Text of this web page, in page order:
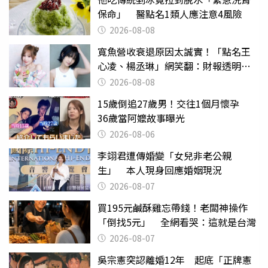
保命」 醫點名1類人應注意4風險
2026-08-08
寬魚營收衰退原因太誠實！「點名王
心凌、楊丞琳」網笑翻：財報透明度
滿分2026-08-08
15歲倒追27歲男！交往1個月懷孕
36歲當阿嬤故事曝光
2026-08-06
李翊君遭傳婚變「女兒非老公親
生」 本人現身回應婚姻現況
2026-08-07
買195元鹹酥雞忘帶錢！老闆神操作
「倒找5元」 全網看哭：這就是台灣
2026-08-07
吳宗憲突認離婚12年 起底「正牌憲